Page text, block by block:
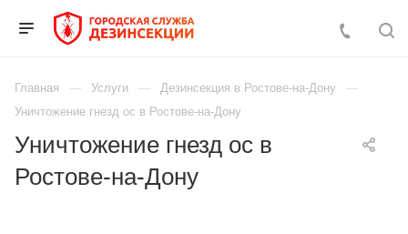
Главная Услуги
Дезинсекция в Ростове-на-Дону
Уничтожение гнезд ос в Ростове-на-Дону
Уничтожение гнезд ос в
Ростове-на-Дону